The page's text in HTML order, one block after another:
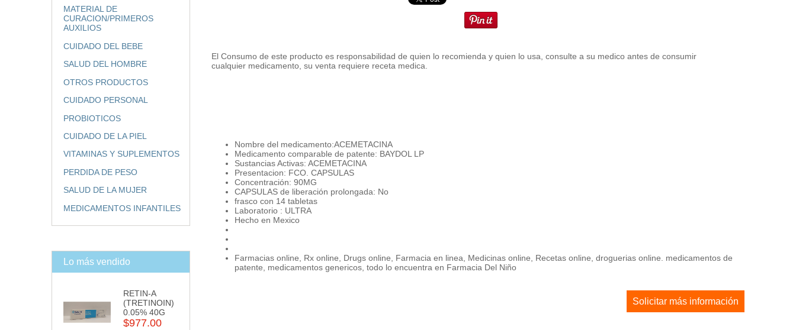
MATERIAL DE
CURACION/PRIMEROS
AUXILIOS
CUIDADO DEL BEBE
SALUD DEL HOMBRE
OTROS PRODUCTOS
CUIDADO PERSONAL
PROBIOTICOS
CUIDADO DE LA PIEL
VITAMINAS Y SUPLEMENTOS
PERDIDA DE PESO
SALUD DE LA MUJER
MEDICAMENTOS INFANTILES
Lo más vendido
RETIN-A
(TRETINOIN)
0.05% 40G
$977.00
El Consumo de este producto es responsabilidad de quien lo recomienda y quien lo usa, consulte a su medico antes de consumir
cualquier medicamento, su venta requiere receta medica.
Nombre del medicamento:ACEMETACINA
Medicamento comparable de patente: BAYDOL LP
Sustancias Activas: ACEMETACINA
Presentacion: FCO. CAPSULAS
Concentración: 90MG
CAPSULAS de liberación prolongada: No
frasco con 14 tabletas
Laboratorio : ULTRA
Hecho en Mexico
Farmacias online, Rx online, Drugs online, Farmacia en linea, Medicinas online, Recetas online, droguerias online. medicamentos de
patente, medicamentos genericos, todo lo encuentra en Farmacia Del Niño
Solicitar más información